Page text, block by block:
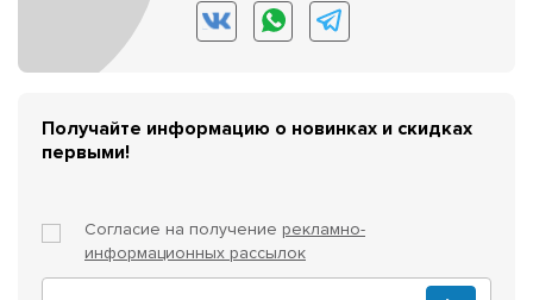
Получайте информацию о новинках и скидках
первыми!
Согласие на получение рекламно-
информационных рассылок